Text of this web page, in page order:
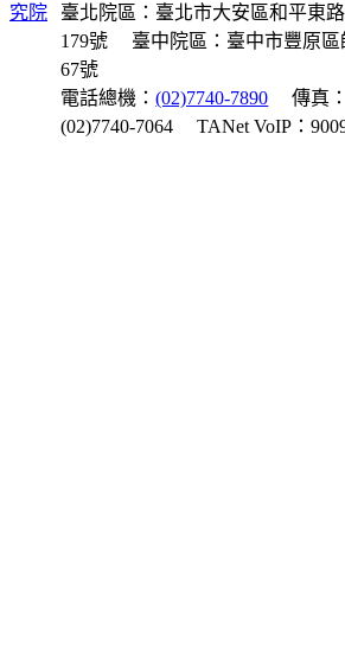
臺北院區：臺北市大安區和平東
179號
臺中院區：臺中市豐原區
67號
電話總機：(02)7740-7890
傳真：
(02)7740-7064
TANet VoIP：